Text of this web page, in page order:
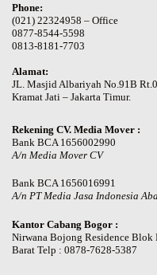
Phone:
(021) 22324958 – Office
0877-8544-5598
0813-8181-7703
Alamat:
JL. Masjid Albariyah No.91B
Kramat Jati – Jakarta Timur.
Rekening CV. Media Mover :
Bank BCA 1656002990
A/n Media Mover CV
Bank BCA 1656016991
A/n PT Media Jasa Indonesia
Kantor Cabang Bogor :
Nirwana Bojong Residence Blok
Barat Telp : 0878-7628-5387